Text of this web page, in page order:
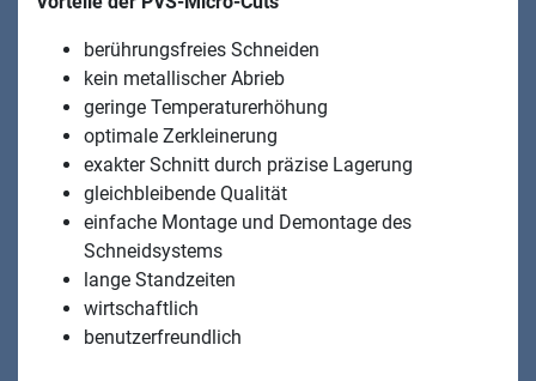
berührungsfreies Schneiden
kein metallischer Abrieb
geringe Temperaturerhöhung
optimale Zerkleinerung
exakter Schnitt durch präzise Lagerung
gleichbleibende Qualität
einfache Montage und Demontage des
Schneidsystems
lange Standzeiten
wirtschaftlich
benutzerfreundlich